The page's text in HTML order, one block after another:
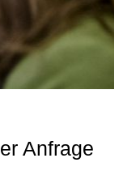
Anfrage